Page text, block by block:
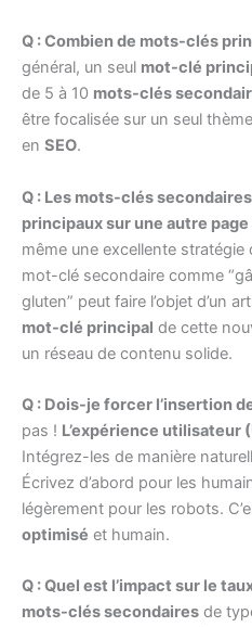
Q : Combien de mots-clés
général, un seul mot-clé
de 5 à 10 mots-clés
être focalisée sur un seul
en SEO.
Q : Les mots-clés
principaux sur une autre page
même une excellente stratégie
mot-clé secondaire comme
gluten” peut faire l’objet d’un
mot-clé principal de cette
un réseau de contenu solide.
Q : Dois-je forcer l’insertion
pas ! L’expérience utilisateur
Intégrez-les de manière
Écrivez d’abord pour les
légèrement pour les robots.
optimisé et humain.
Q : Quel est l’impact sur le
mots-clés secondaires de